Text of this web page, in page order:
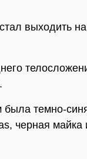
выходить на
темно-
черная майка